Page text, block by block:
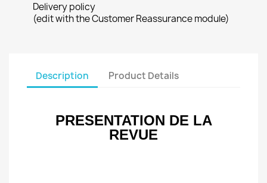
Delivery policy
(edit with the Customer Reassurance module)
Description Product Details
PRESENTATION DE LA
REVUE